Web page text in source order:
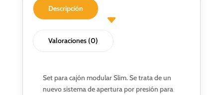
Descripción
Valoraciones (0)
Set para cajón modular Slim. Se trata de un
nuevo sistema de apertura por presión para